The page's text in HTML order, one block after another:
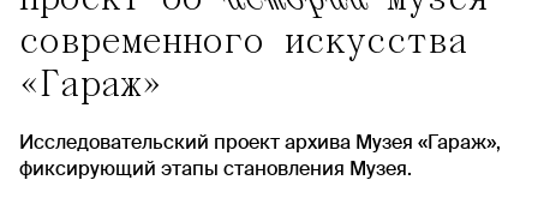
современного искусства
«Гараж»
Исследовательский проект архива Музея «Гараж»,
фиксирующий этапы становления Музея.